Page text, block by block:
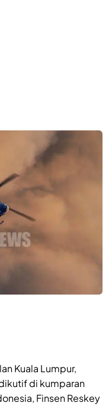
Kuala Lumpur,
di kumparan
Finsen Reskey